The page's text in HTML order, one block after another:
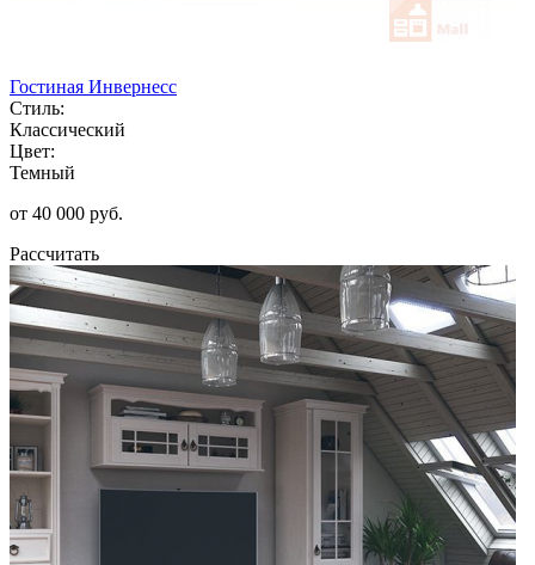
Гостиная Инвернесс
Стиль:
Классический
Цвет:
Темный
от 40 000 руб.
Рассчитать